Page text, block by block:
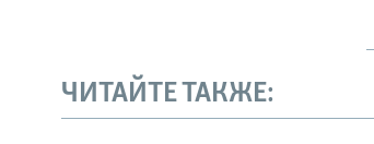
ЧИТАЙТЕ ТАКЖЕ: